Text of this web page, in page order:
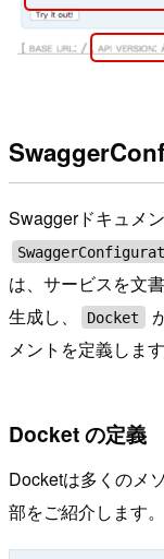
Swaggerドキュメ
は、サービスを文
生成し、
Docket
メントを定義します
Docket の定義
Docketは多くのメ
部をご紹介します。